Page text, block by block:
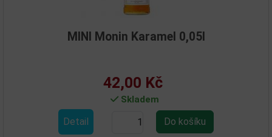
MINI Monin Karamel 0,05l
42,00 Kč
Skladem
Detail